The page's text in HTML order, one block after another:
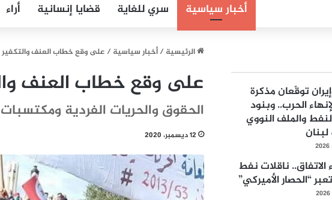
أخبار سياسية سري للغاية قضايا إنسانية أراء
الرئيسية/أخبار سياسية/ على وقع خطاب العنف
على وقع خطاب العنف
الحقوق والحريات الفردية
12 ديسمبر، 2020
توقّعان مذكرة
الحرب.. وبنود
والملف النووي
ناقلات نفط
“الحصار الأميركي”